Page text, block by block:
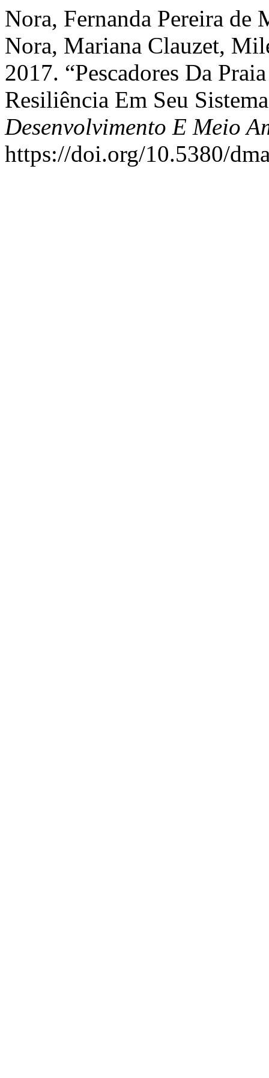
Nora, Fernanda Pereira
Nora, Mariana Clauzet,
2017. “Pescadores Da
Resiliência Em Seu
Desenvolvimento E Meio
https://doi.org/10.5380/